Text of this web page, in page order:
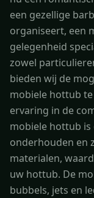
een gezellige
organiseert, een
gelegenheid
zowel
bieden wij de
mobiele hottub
ervaring in de
mobiele hottub
onderhouden en
materialen,
uw hottub. De
bubbels, jets en